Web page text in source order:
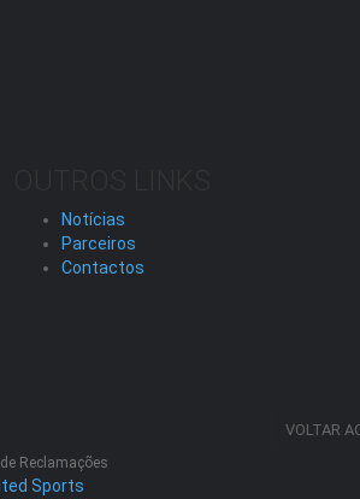
Notícias
Parceiros
Contactos
VOLTAR
Reclamações
Sports